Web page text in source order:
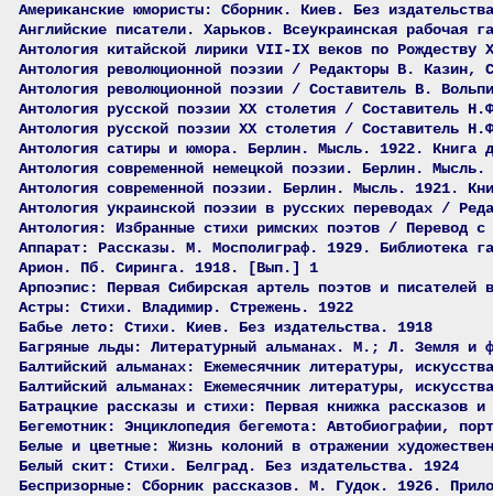
Американские юмористы: Сборник. Киев. Без
Английские писатели. Харьков. Всеукраинская рабочая
Антология китайской лирики VII-IX веков по
Антология революционной поэзии / Редакторы В.
Антология революционной поэзии / Составитель В.
Антология русской поэзии ХХ столетия / Составитель
Антология русской поэзии ХХ столетия /
Антология сатиры и юмора. Берлин. Мысль. 1922. Книга
Антология современной немецкой поэзии. Берлин.
Антология современной поэзии. Берлин. Мысль. 1921.
Антология украинской поэзии в русских переводах /
Антология: Избранные стихи римских поэтов / Перевод
Аппарат: Рассказы. М. Мосполиграф. 1929. Библиотека
Арион. Пб. Сиринга. 1918. [Вып.] 1
Арпоэпис: Первая Сибирская артель поэтов и
Астры: Стихи. Владимир. Стрежень. 1922
Бабье лето: Стихи. Киев. Без издательства. 1918
Багряные льды: Литературный альманах. М.; Л. Земля и
Балтийский альманах: Ежемесячник литературы,
Балтийский альманах: Ежемесячник литературы,
Батрацкие рассказы и стихи: Первая книжка
Бегемотник: Энциклопедия бегемота: Автобиографии,
Белые и цветные: Жизнь колоний в отражении
Белый скит: Стихи. Белград. Без издательства. 1924
Беспризорные: Сборник рассказов. М. Гудок. 1926.